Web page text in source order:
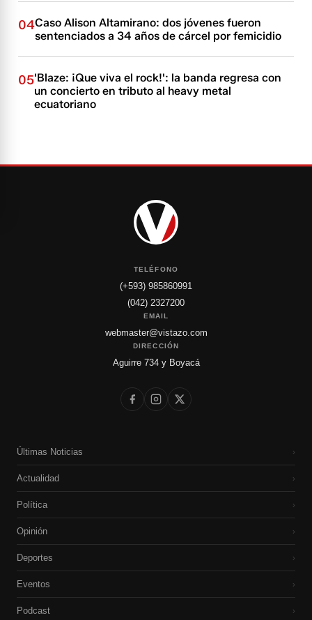
04Caso Alison Altamirano: dos jóvenes fueron
sentenciados a 34 años de cárcel por femicidio
05'Blaze: ¡Que viva el rock!': la banda regresa con
un concierto en tributo al heavy metal
ecuatoriano
TELÉFONO
(+593) 985860991
(042) 2327200
EMAIL
webmaster@vistazo.com
DIRECCIÓN
Aguirre 734 y Boyacá
Últimas Noticias ›
Actualidad ›
Política ›
Opinión ›
Deportes ›
Eventos ›
Podcast ›